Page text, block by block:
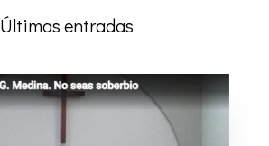
Últimas entradas